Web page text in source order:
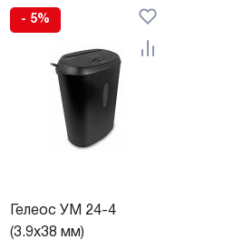
- 5%
Гелеос УМ 24-4
(3.9х38 мм)